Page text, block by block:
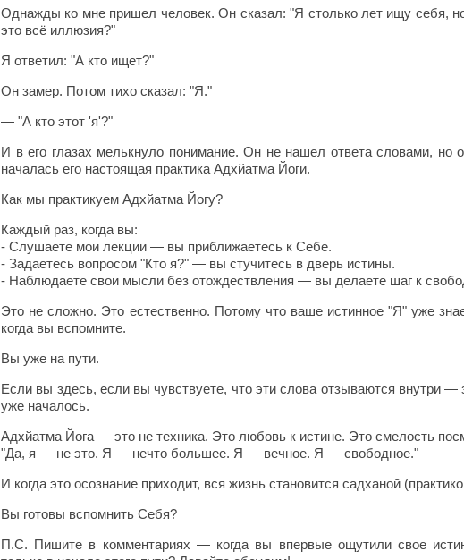
Однажды ко мне пришел человек. Он сказал: "Я столько лет ищу себя,
это всё иллюзия?"
Я ответил: "А кто ищет?"
Он замер. Потом тихо сказал: "Я."
— "А кто этот 'я'?"
И в его глазах мелькнуло понимание. Он не нашел ответа словами, но
началась его настоящая практика Адхйатма Йоги.
Как мы практикуем Адхйатма Йогу?
Каждый раз, когда вы:
- Слушаете мои лекции — вы приближаетесь к Себе.
- Задаетесь вопросом "Кто я?" — вы стучитесь в дверь истины.
- Наблюдаете свои мысли без отождествления — вы делаете шаг к
Это не сложно. Это естественно. Потому что ваше истинное "Я" уже
когда вы вспомните.
Вы уже на пути.
Если вы здесь, если вы чувствуете, что эти слова отзываются внутри —
уже началось.
Адхйатма Йога — это не техника. Это любовь к истине. Это смелость
"Да, я — не это. Я — нечто большее. Я — вечное. Я — свободное."
И когда это осознание приходит, вся жизнь становится садханой
Вы готовы вспомнить Себя?
П.С. Пишите в комментариях — когда вы впервые ощутили свое